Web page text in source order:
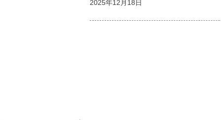
2025年12月18日